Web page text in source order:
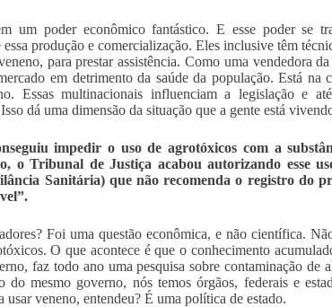
um poder econômico fantástico. E esse poder se
produção e comercialização. Eles inclusive têm
para prestar assistência. Como uma vendedora
em detrimento da saúde da população. Está na
Essas multinacionais influenciam a legislação e
dá uma dimensão da situação que a gente está
impedir o uso de agrotóxicos com a
o Tribunal de Justiça acabou autorizando esse
Sanitária) que não recomenda o registro do
Foi uma questão econômica, e não científica.
O que acontece é que o conhecimento
faz todo ano uma pesquisa sobre contaminação de
do mesmo governo, nós temos órgãos, federais e
veneno, entendeu? É uma política de estado.